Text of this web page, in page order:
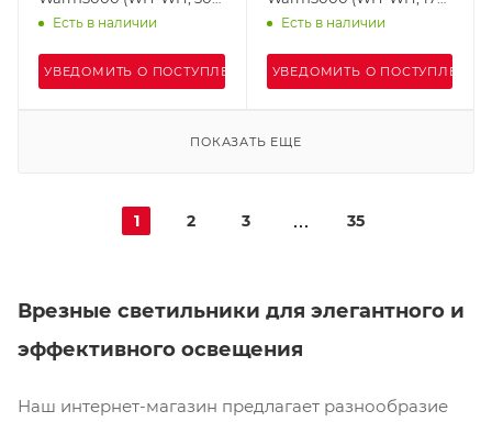
deg, 230V) (Arlight, IP20
Есть в наличии
УВЕДОМИТЬ О ПОСТУПЛЕНИИ
deg, 230V) (Arlight, IP20
Есть в наличии
УВЕДОМИТЬ О ПОСТУПЛЕНИИ
ПОКАЗАТЬ ЕЩЕ
1 2 3 35
Врезные светильники для элегантного и
эффективного освещения
Наш интернет-магазин предлагает разнообразие